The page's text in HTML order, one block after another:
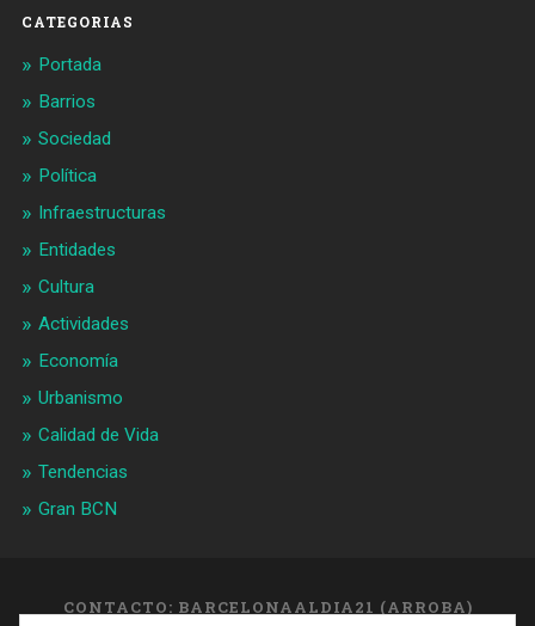
CATEGORIAS
Portada
Barrios
Sociedad
Política
Infraestructuras
Entidades
Cultura
Actividades
Economía
Urbanismo
Calidad de Vida
Tendencias
Gran BCN
CONTACTO: BARCELONAALDIA21 (ARROBA)
GMAIL.COM